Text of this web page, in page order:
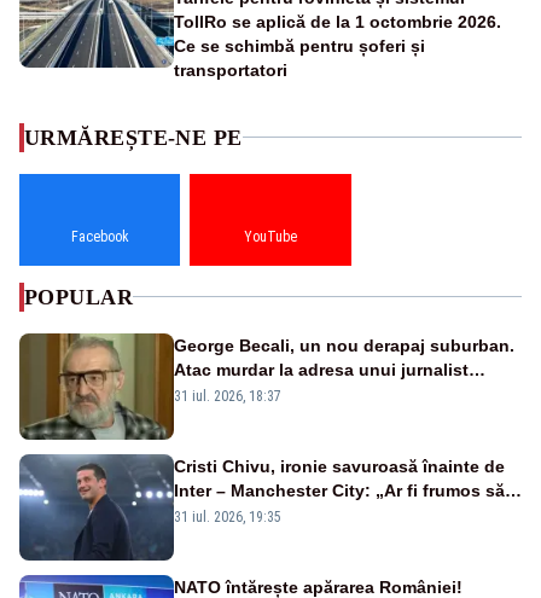
TollRo se aplică de la 1 octombrie 2026.
Ce se schimbă pentru șoferi și
transportatori
URMĂREȘTE-NE PE
Facebook YouTube
POPULAR
George Becali, un nou derapaj suburban.
Atac murdar la adresa unui jurnalist
sportiv – AUDIO
31 iul. 2026, 18:37
Cristi Chivu, ironie savuroasă înainte de
Inter – Manchester City: „Ar fi frumos să
mai cumpărați și de la noi”
31 iul. 2026, 19:35
NATO întărește apărarea României!